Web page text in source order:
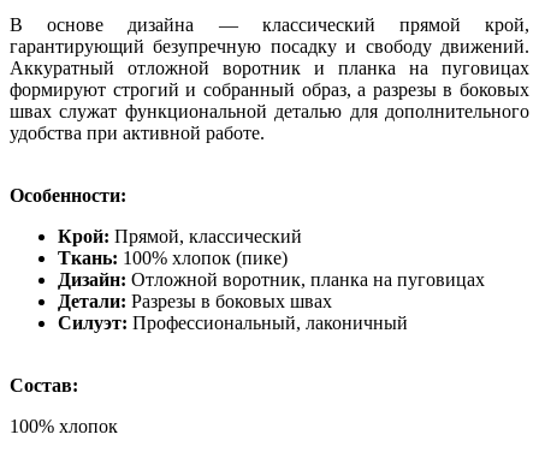
В основе дизайна — классический прямой крой,
гарантирующий безупречную посадку и свободу движений.
Аккуратный отложной воротник и планка на пуговицах
формируют строгий и собранный образ, а разрезы в боковых
швах служат функциональной деталью для дополнительного
удобства при активной работе.
Особенности:
Крой: Прямой, классический
Ткань: 100% хлопок (пике)
Дизайн: Отложной воротник, планка на пуговицах
Детали: Разрезы в боковых швах
Силуэт: Профессиональный, лаконичный
Состав:
100% хлопок